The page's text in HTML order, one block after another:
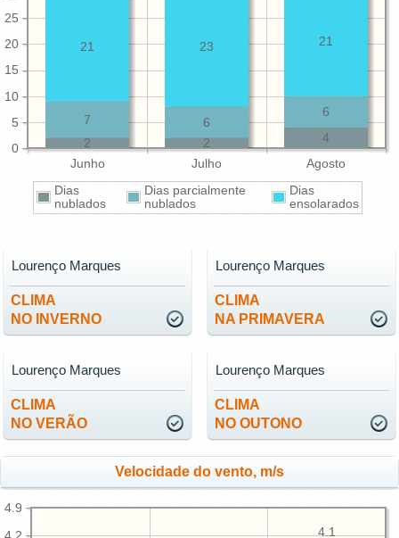
Junho Julho Agosto
0
5
10
15
20
25
4
2
2
6
6
7
21
23
21
Dias
nublados
Dias parcialmente
nublados
Dias
ensolarados
CLIMA
NO INVERNO
Lourenço Marques
CLIMA
NA PRIMAVERA
Lourenço Marques
CLIMA
NO VERÃO
Lourenço Marques
CLIMA
NO OUTONO
Lourenço Marques
Velocidade do vento, m/s
4.9
4.1